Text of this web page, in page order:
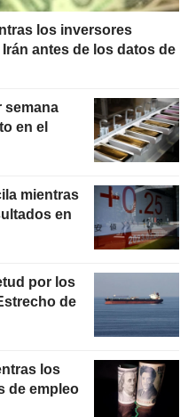
los inversores
antes de los datos de
semana
en el
mientras
en
por los
de
los
de empleo